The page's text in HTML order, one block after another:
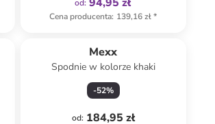
od:
Cena producenta: 139,16 zł*
Mexx
Spodnie w kolorze khaki
-52%
od: 184,95 zł